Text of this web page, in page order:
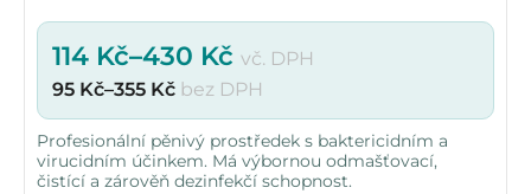
114 Kč–430 Kč vč. DPH
95 Kč–355 Kč bez DPH
Profesionální pěnivý prostředek s baktericidním a
virucidním účinkem. Má výbornou odmašťovací,
čistící a zárověň dezinfekčí schopnost.